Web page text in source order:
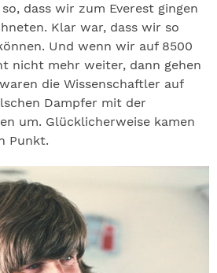
dass wir zum Everest gingen
Klar war, dass wir so
Und wenn wir auf 8500
nicht mehr weiter, dann gehen
die Wissenschaftler auf
Dampfer mit der
um. Glücklicherweise kamen
Punkt.